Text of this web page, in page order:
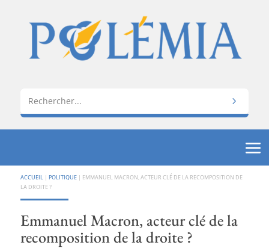
ACCUEIL | POLITIQUE| EMMANUEL MACRON, ACTEUR CLÉ DE LA RECOMPOSITION DE
LA DROITE ?
Emmanuel Macron, acteur clé de la
recomposition de la droite ?